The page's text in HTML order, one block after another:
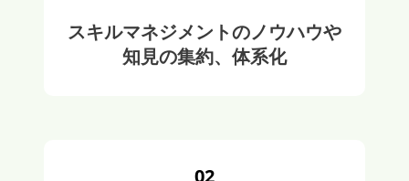
スキルマネジメントのノウハウや
知見の集約、体系化